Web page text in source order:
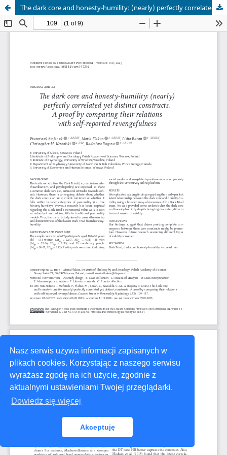
Nasz serwis używa informacji zapisanych w
plikach cookies. Korzystając z naszego serwisu
wyrażasz zgodę na ich użycie, zgodnie z
aktualnymi ustawieniami Twojej przeglądarki.
Dowiedz się więcej
Akceptuję
The dark core and honesty-humility: (nearly) perfectly correlated yet distinct constructs. A proof by comparing their relations with self-reported revengefulness